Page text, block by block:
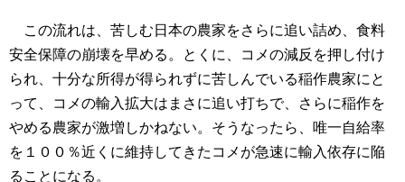
この流れは、苦しむ日本の農家をさらに追い詰め、食料
安全保障の崩壊を早める。とくに、コメの減反を押し付け
られ、十分な所得が得られずに苦しんでいる稲作農家にと
って、コメの輸入拡大はまさに追い打ちで、さらに稲作を
やめる農家が激増しかねない。そうなったら、唯一自給率
を１００％近くに維持してきたコメが急速に輸入依存に陥
ることになる。